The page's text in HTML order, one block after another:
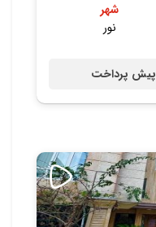
شهر
نور
پیش پرداخت